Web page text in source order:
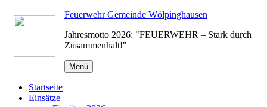
Zum
Inhalt
Feuerwehr Gemeinde Wölpinghausen
Jahresmotto 2026: "FEUERWEHR – Stark durch
Zusammenhalt!"
Menü
Startseite
Einsätze